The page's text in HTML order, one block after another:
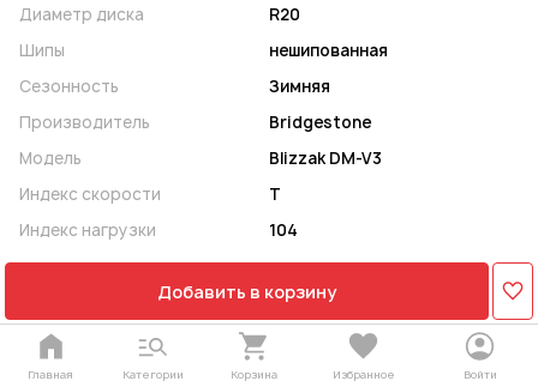
Диаметр диска
R20
Шипы
нешипованная
Сезонность
Зимняя
Производитель
Bridgestone
Модель
Blizzak DM-V3
Индекс скорости
T
Индекс нагрузки
104
Добавить в корзину
Главная Категории Корзина Избранное Войти